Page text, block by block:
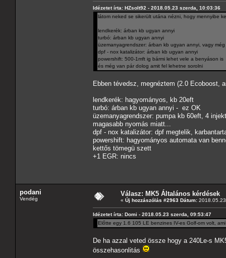
Idézetet írta: HZsolt92 - 2018.05.23 szerda, 10:03:36
látom neked se sikerült utána nézni, hogy mennyibe
lendkerék: árban kb ugyan annyi
turbó: árban kb ugyan annyi
üzemanyagrendszer: árban kb ugyan annyi, vagy
dpf - nox katalizátor: árban kb ugyan annyi
powershift: 500-1mft ig bármi lehet vele a benyáson is
és még van pár dolog amit fel lehetne sorolni
Ebben tévedsz, megnéztem (2.0 Ecoboost,
lendkerék: hagyományos, kb 20eft
turbó: árban kb ugyan annyi - ez OK
üzemanyagrendszer: pumpa kb 60eft, 4
magasabb nyomás miatt...
dpf - nox katalizátor: dpf megtelik,
powershift: hagyományos automata van
kettős tömegü szett
+1 EGR: nincs
podani
Vendég
Válasz: MK5 Általános kérdések
« Új hozzászólás #2963 Dátum:
Idézetet írta: Domi - 2018.05.23 szerda, 09:53:47
Előtte egy 1.6 105 LE benzines IV-es Golf-om volt,
De ha azzal veted össze hogy a 240Le-s
összehasonlitás